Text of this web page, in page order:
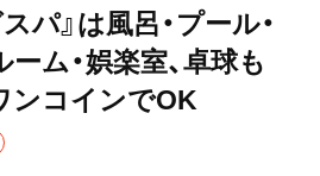
パ』は風呂・プール・
ム・娯楽室、卓球も
ンコインでOK